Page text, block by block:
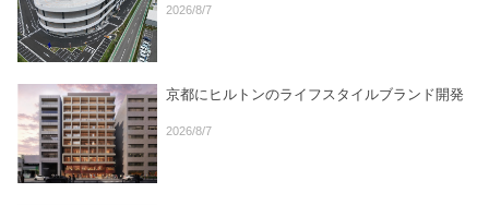
2026/8/7
京都にヒルトンのライフスタイルブランド開発
2026/8/7